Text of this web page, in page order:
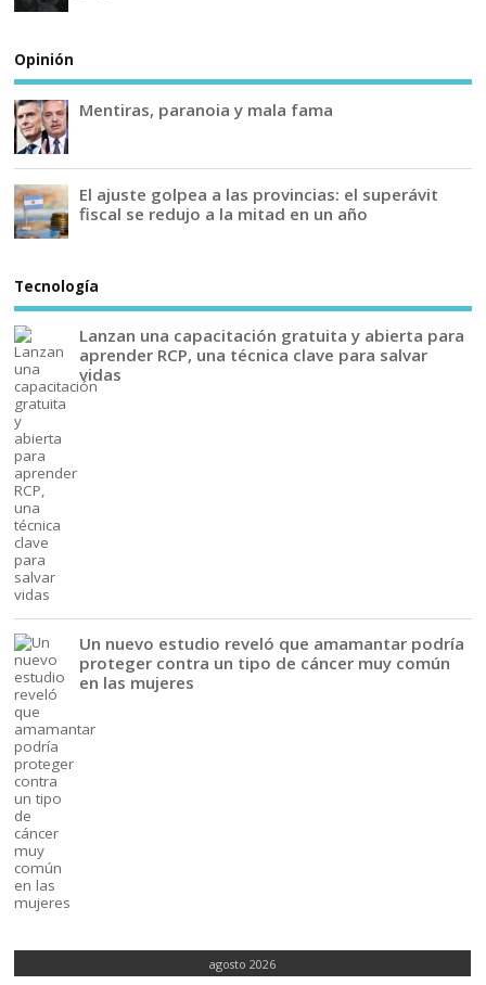
Opinión
Mentiras, paranoia y mala fama
El ajuste golpea a las provincias: el superávit
fiscal se redujo a la mitad en un año
Tecnología
Lanzan una capacitación gratuita y abierta para
aprender RCP, una técnica clave para salvar
vidas
Un nuevo estudio reveló que amamantar podría
proteger contra un tipo de cáncer muy común
en las mujeres
agosto 2026